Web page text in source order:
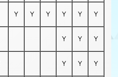
Y Y Y Y Y Y
Y Y Y
Y Y Y